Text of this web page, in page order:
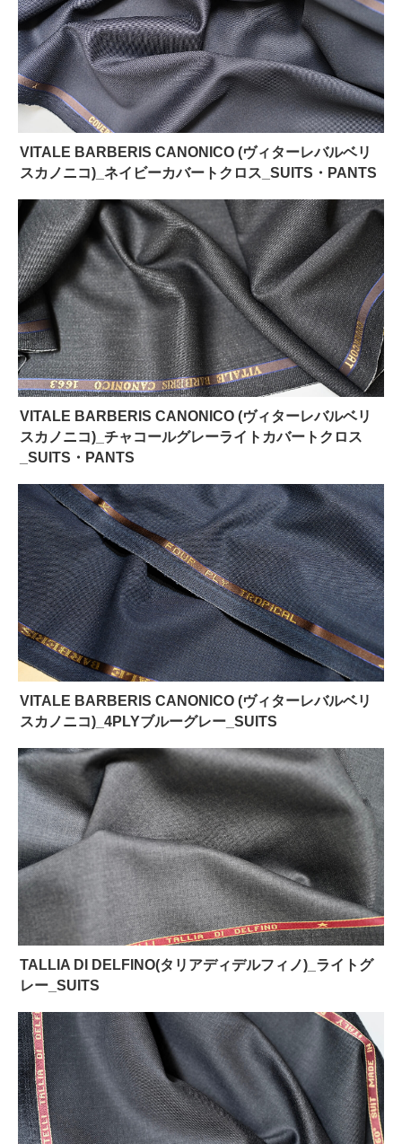
VITALE BARBERIS CANONICO (ヴィターレバルベリ
スカノニコ)_ネイビーカバートクロス_SUITS・PANTS
VITALE BARBERIS CANONICO (ヴィターレバルベリ
スカノニコ)_チャコールグレーライトカバートクロス
_SUITS・PANTS
VITALE BARBERIS CANONICO (ヴィターレバルベリ
スカノニコ)_4PLYブルーグレー_SUITS
TALLIA DI DELFINO(タリアディデルフィノ)_ライトグ
レー_SUITS